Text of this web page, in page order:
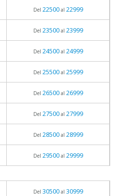
Del 22500al 22999
Del 23500al 23999
Del 24500al 24999
Del 25500al 25999
Del 26500al 26999
Del 27500al 27999
Del 28500al 28999
Del 29500al 29999
Del 30500al 30999